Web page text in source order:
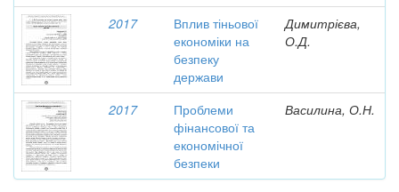
2017
Вплив тіньової
економіки на
безпеку
держави
Димитрієва,
О.Д.
2017
Проблеми
фінансової та
економічної
безпеки
Василина, О.Н.